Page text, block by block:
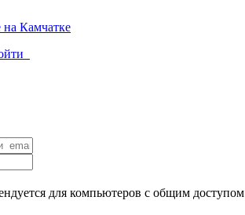
для компьютеров с общим доступом